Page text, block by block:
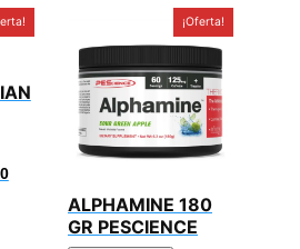
Rango
S/110.00
¡Oferta!
ALPHAMINE 180
GR PESCIENCE